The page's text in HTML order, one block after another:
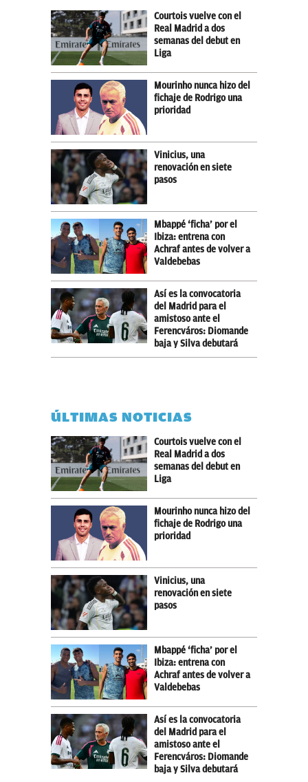
Courtois vuelve con el
Real Madrid a dos
semanas del debut en
Liga
Mourinho nunca hizo del
fichaje de Rodrigo una
prioridad
Vinicius, una
renovación en siete
pasos
Mbappé ‘ficha’ por el
Ibiza: entrena con
Achraf antes de volver a
Valdebebas
Así es la convocatoria
del Madrid para el
amistoso ante el
Ferencváros: Diomande
baja y Silva debutará
ÚLTIMAS NOTICIAS
Courtois vuelve con el
Real Madrid a dos
semanas del debut en
Liga
Mourinho nunca hizo del
fichaje de Rodrigo una
prioridad
Vinicius, una
renovación en siete
pasos
Mbappé ‘ficha’ por el
Ibiza: entrena con
Achraf antes de volver a
Valdebebas
Así es la convocatoria
del Madrid para el
amistoso ante el
Ferencváros: Diomande
baja y Silva debutará